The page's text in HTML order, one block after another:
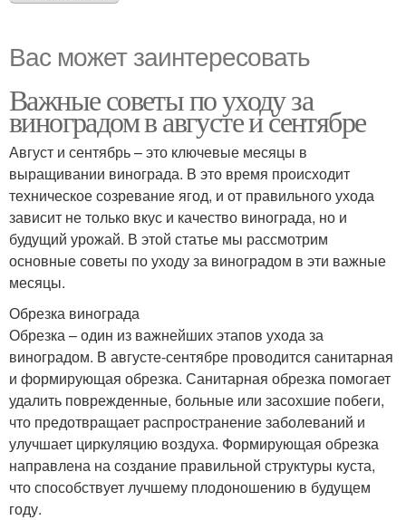
Вас может заинтересовать
Важные советы по уходу за
виноградом в августе и сентябре
Август и сентябрь – это ключевые месяцы в
выращивании винограда. В это время происходит
техническое созревание ягод, и от правильного ухода
зависит не только вкус и качество винограда, но и
будущий урожай. В этой статье мы рассмотрим
основные советы по уходу за виноградом в эти важные
месяцы.
Обрезка винограда
Обрезка – один из важнейших этапов ухода за
виноградом. В августе-сентябре проводится санитарная
и формирующая обрезка. Санитарная обрезка помогает
удалить поврежденные, больные или засохшие побеги,
что предотвращает распространение заболеваний и
улучшает циркуляцию воздуха. Формирующая обрезка
направлена на создание правильной структуры куста,
что способствует лучшему плодоношению в будущем
году.